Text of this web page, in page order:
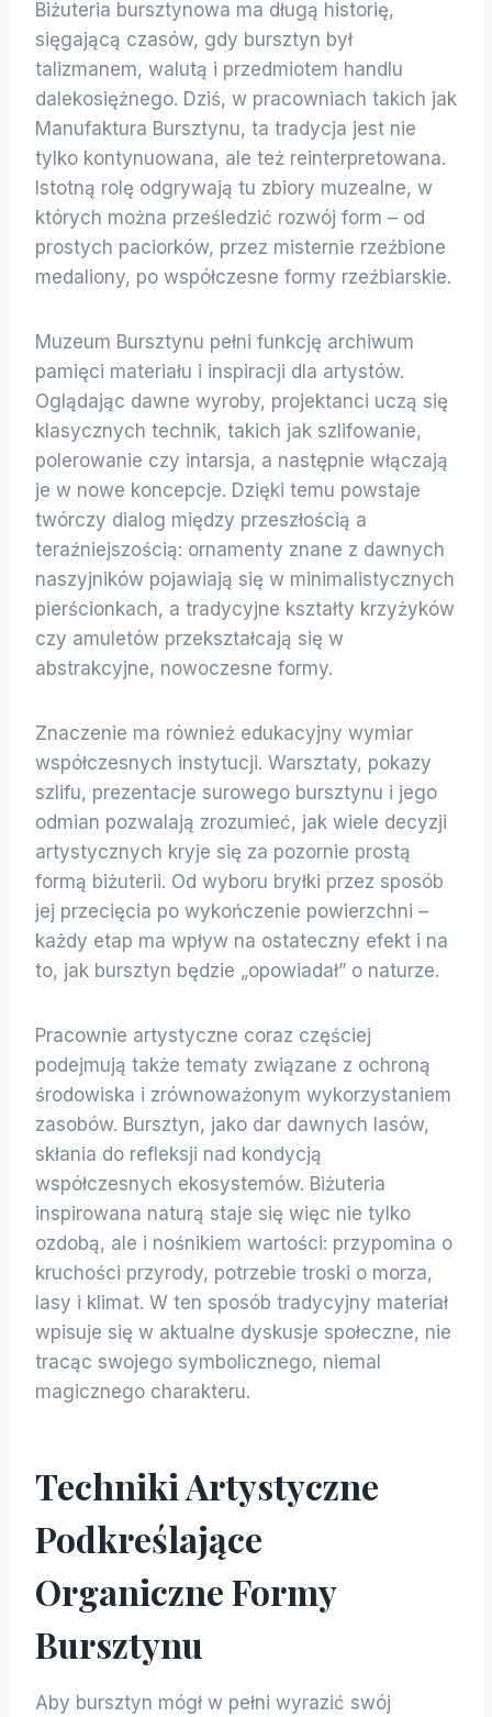
Biżuteria bursztynowa ma długą historię,
sięgającą czasów, gdy bursztyn był
talizmanem, walutą i przedmiotem handlu
dalekosiężnego. Dziś, w pracowniach takich jak
Manufaktura Bursztynu, ta tradycja jest nie
tylko kontynuowana, ale też reinterpretowana.
Istotną rolę odgrywają tu zbiory muzealne, w
których można prześledzić rozwój form – od
prostych paciorków, przez misternie rzeźbione
medaliony, po współczesne formy rzeźbiarskie.
Muzeum Bursztynu pełni funkcję archiwum
pamięci materiału i inspiracji dla artystów.
Oglądając dawne wyroby, projektanci uczą się
klasycznych technik, takich jak szlifowanie,
polerowanie czy intarsja, a następnie włączają
je w nowe koncepcje. Dzięki temu powstaje
twórczy dialog między przeszłością a
teraźniejszością: ornamenty znane z dawnych
naszyjników pojawiają się w minimalistycznych
pierścionkach, a tradycyjne kształty krzyżyków
czy amuletów przekształcają się w
abstrakcyjne, nowoczesne formy.
Znaczenie ma również edukacyjny wymiar
współczesnych instytucji. Warsztaty, pokazy
szlifu, prezentacje surowego bursztynu i jego
odmian pozwalają zrozumieć, jak wiele decyzji
artystycznych kryje się za pozornie prostą
formą biżuterii. Od wyboru bryłki przez sposób
jej przecięcia po wykończenie powierzchni –
każdy etap ma wpływ na ostateczny efekt i na
to, jak bursztyn będzie „opowiadał” o naturze.
Pracownie artystyczne coraz częściej
podejmują także tematy związane z ochroną
środowiska i zrównoważonym wykorzystaniem
zasobów. Bursztyn, jako dar dawnych lasów,
skłania do refleksji nad kondycją
współczesnych ekosystemów. Biżuteria
inspirowana naturą staje się więc nie tylko
ozdobą, ale i nośnikiem wartości: przypomina o
kruchości przyrody, potrzebie troski o morza,
lasy i klimat. W ten sposób tradycyjny materiał
wpisuje się w aktualne dyskusje społeczne, nie
tracąc swojego symbolicznego, niemal
magicznego charakteru.
Techniki Artystyczne
Podkreślające
Organiczne Formy
Bursztynu
Aby bursztyn mógł w pełni wyrazić swój